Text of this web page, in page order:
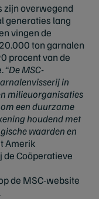
zijn overwegend
generaties lang
vingen de
ton garnalen
procent van de
“De MSC-
in
milieuorganisaties
een duurzame
houdend met
waarden en
Amerik
de Coöperatieve
de MSC-website